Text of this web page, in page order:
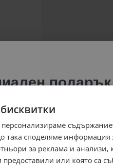
споделяме информация
за реклама и
или която са
подарък
предложения само за
email адрес и получи
първата ти поръчка.